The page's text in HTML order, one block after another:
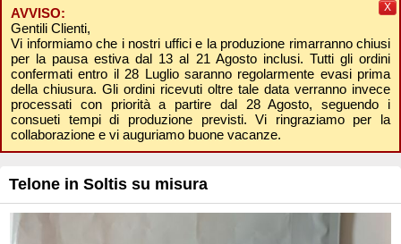
AVVISO:
Gentili Clienti,
Vi informiamo che i nostri uffici e la produzione rimarranno chiusi
per la pausa estiva dal 13 al 21 Agosto inclusi. Tutti gli ordini
confermati entro il 28 Luglio saranno regolarmente evasi prima
della chiusura. Gli ordini ricevuti oltre tale data verranno invece
processati con priorità a partire dal 28 Agosto, seguendo i
consueti tempi di produzione previsti. Vi ringraziamo per la
collaborazione e vi auguriamo buone vacanze.
X
Telone in Soltis su misura